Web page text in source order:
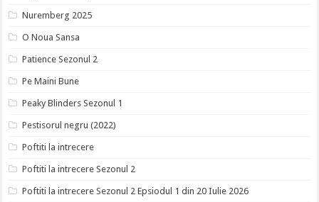
Nuremberg 2025
O Noua Sansa
Patience Sezonul 2
Pe Maini Bune
Peaky Blinders Sezonul 1
Pestisorul negru (2022)
Poftiti la intrecere
Poftiti la intrecere Sezonul 2
Poftiti la intrecere Sezonul 2 Epsiodul 1 din 20 Iulie 2026